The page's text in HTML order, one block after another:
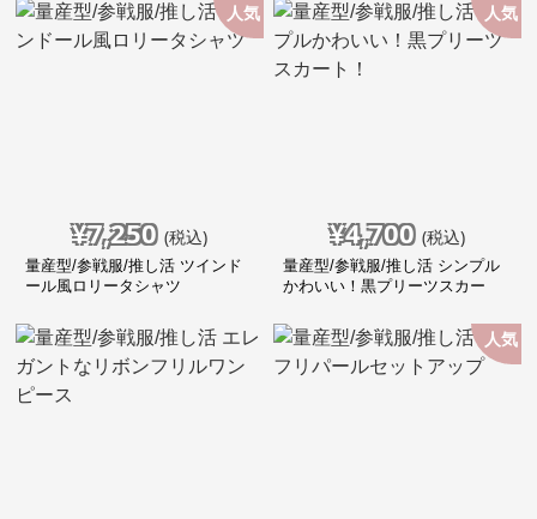
人気
¥7,250 (税込)
量産型/参戦服/推し活 ツインド
ール風ロリータシャツ
人気
¥4,700 (税込)
量産型/参戦服/推し活 シンプル
かわいい！黒プリーツスカー
人気